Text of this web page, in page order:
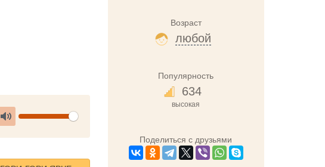
Toggle
Volume
Возраст
любой
Популярность
634
высокая
Поделиться с друзьями